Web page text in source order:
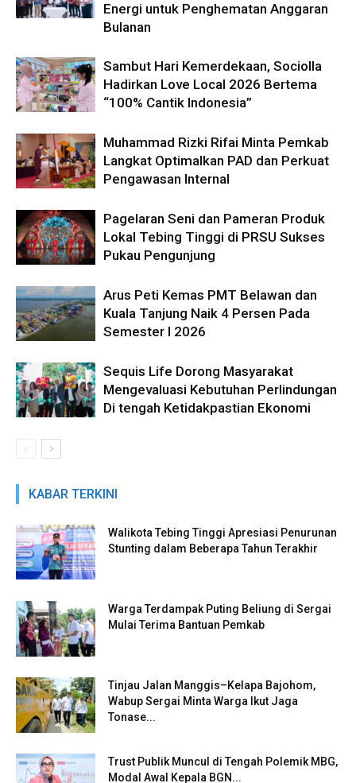
Energi untuk Penghematan Anggaran
Bulanan
Sambut Hari Kemerdekaan, Sociolla
Hadirkan Love Local 2026 Bertema
“100% Cantik Indonesia”
Muhammad Rizki Rifai Minta Pemkab
Langkat Optimalkan PAD dan Perkuat
Pengawasan Internal
Pagelaran Seni dan Pameran Produk
Lokal Tebing Tinggi di PRSU Sukses
Pukau Pengunjung
Arus Peti Kemas PMT Belawan dan
Kuala Tanjung Naik 4 Persen Pada
Semester I 2026
Sequis Life Dorong Masyarakat
Mengevaluasi Kebutuhan Perlindungan
Di tengah Ketidakpastian Ekonomi
KABAR TERKINI
Walikota Tebing Tinggi Apresiasi Penurunan
Stunting dalam Beberapa Tahun Terakhir
Warga Terdampak Puting Beliung di Sergai
Mulai Terima Bantuan Pemkab
Tinjau Jalan Manggis–Kelapa Bajohom,
Wabup Sergai Minta Warga Ikut Jaga
Tonase...
Trust Publik Muncul di Tengah Polemik MBG,
Modal Awal Kepala BGN...